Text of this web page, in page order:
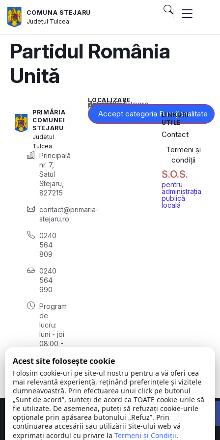
COMUNA STEJARU
Județul Tulcea
Partidul România
Unită
PRIMĂRIA
COMUNEI
STEJARU
Județul
Tulcea
Principală
nr. 7,
Satul
Stejaru,
827215
contact@primaria-
stejaru.ro
0240
564
809
0240
564
990
Program
de
lucru:
luni - joi
08:00 -
vineri
08:00 -
14:00
LOCALIZARE
Acest conținut este blocat până când acceptați categoria corespunzătoare de cookie-uri.
Accept categoria Funcționalitate
LINKURI
UTILE
Contact
Termeni și
condiții
S.O.S.
pentru
administrația
publică
locală
Comuna © Toate
Concept realizat deBig Media Relații Publice SRL
Acest site folosește cookie
Folosim cookie-uri pe site-ul nostru pentru a vă oferi cea
mai relevantă experiență, reținând preferințele și vizitele
dumneavoastră. Prin efectuarea unui click pe butonul
„Sunt de acord”, sunteți de acord ca TOATE cookie-urile să
fie utilizate. De asemenea, puteți să refuzați cookie-urile
opționale prin apăsarea butonului „Refuz”. Prin
continuarea accesării sau utilizării Site-ului web vă
exprimați acordul cu privire la Termeni și Condiții.